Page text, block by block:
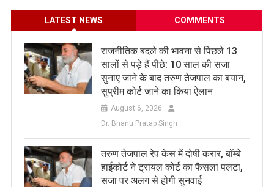
LATEST NEWS COMMENTS
राजनीतिक बदले की भावना से पिछले 13
सालों से पड़े हैं पीछे: 10 साल की सजा
सुनाए जाने के बाद तरुण तेजपाल का बयान,
सुप्रीम कोर्ट जाने का किया ऐलान
August 6, 2026
Dr. Bhanu Pratap Singh
तरुण तेजपाल रेप केस में दोषी करार, बॉम्बे
हाईकोर्ट ने ट्रायल कोर्ट का फैसला पलटा,
सजा पर अलग से होगी सुनवाई